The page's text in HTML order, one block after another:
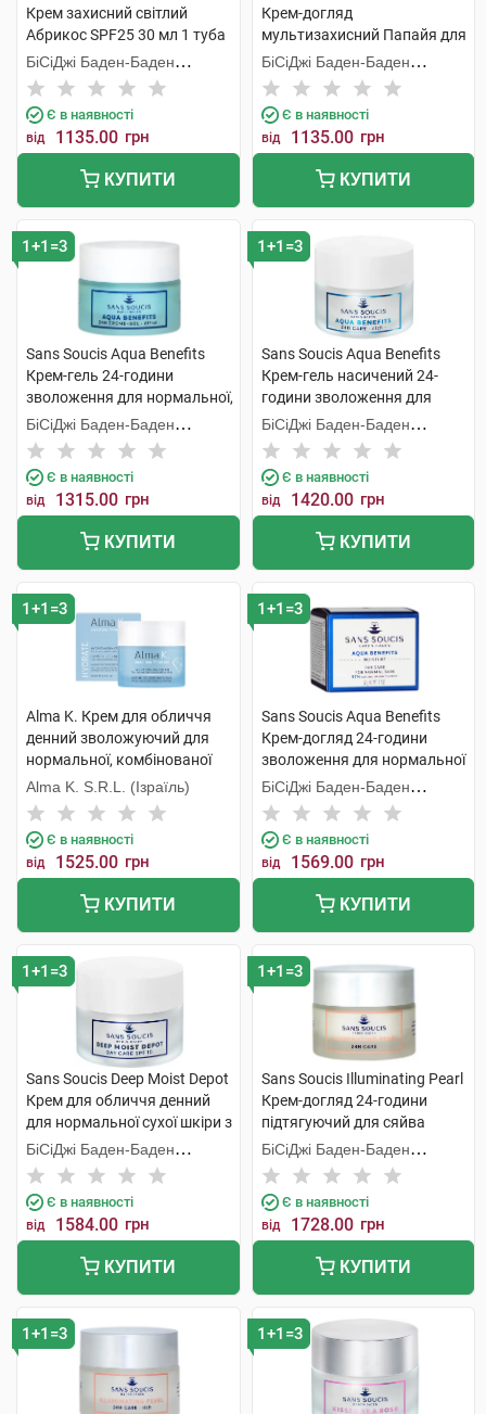
Крем захисний світлий
Абрикос SPF25 30 мл 1 туба
БіСіДжі Баден-Баден
Косметікс Груп Гмбх
Є в наявності
від 1135.00 грн
КУПИТИ
Крем-догляд
мультизахисний Папайя для
нормальної сухої шкіри 50
мл 1 банка
БіСіДжі Баден-Баден
Косметікс Груп Гмбх
Є в наявності
від 1135.00 грн
КУПИТИ
1+1=3
Sans Soucis Aqua Benefits
Крем-гель 24-години
зволоження для нормальної,
комбінованої шкіри 50 мл 1
банка
БіСіДжі Баден-Баден
Косметікс Груп Гмбх
Є в наявності
від 1315.00 грн
КУПИТИ
1+1=3
Sans Soucis Aqua Benefits
Крем-гель насичений 24-
години зволоження для
сухої шкіри 50 мл 1 банка
БіСіДжі Баден-Баден
Косметікс Груп Гмбх
Є в наявності
від 1420.00 грн
КУПИТИ
1+1=3
Alma K. Крем для обличчя
денний зволожуючий для
нормальної, комбінованої
шкіри 50 мл 1 банка
Alma K. S.R.L. (Ізраїль)
Є в наявності
від 1525.00 грн
КУПИТИ
1+1=3
Sans Soucis Aqua Benefits
Крем-догляд 24-години
зволоження для нормальної
шкіри 50 мл 1 банка
БіСіДжі Баден-Баден
Косметікс Груп Гмбх
Є в наявності
від 1569.00 грн
КУПИТИ
1+1=3
Sans Soucis Deep Moist Depot
Крем для обличчя денний
для нормальної сухої шкіри з
SPF10 50 мл 1 шт
БіСіДжі Баден-Баден
Косметікс Груп Гмбх
Є в наявності
від 1584.00 грн
КУПИТИ
1+1=3
Sans Soucis Illuminating Pearl
Крем-догляд 24-години
підтягуючий для сяйва
нормальної шкіри 50 мл 1
банка
БіСіДжі Баден-Баден
Косметікс Груп Гмбх
Є в наявності
від 1728.00 грн
КУПИТИ
1+1=3 1+1=3